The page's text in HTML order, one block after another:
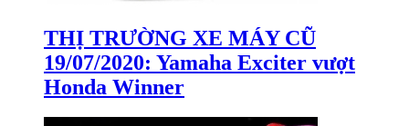
THỊ TRƯỜNG XE MÁY CŨ
19/07/2020: Yamaha Exciter vượt
Honda Winner